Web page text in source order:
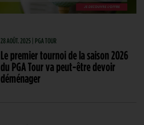
28 AOÛT. 2025 | PGA TOUR
Le premier tournoi de la saison 2026
du PGA Tour va peut-être devoir
déménager